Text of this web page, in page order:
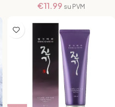
€11.99 su PVM